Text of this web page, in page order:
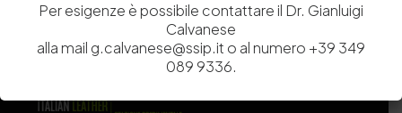
Per esigenze è possibile contattare il Dr. Gianluigi
Calvanese
alla mail g.calvanese@ssip.it o al numero +39 349
089 9336.